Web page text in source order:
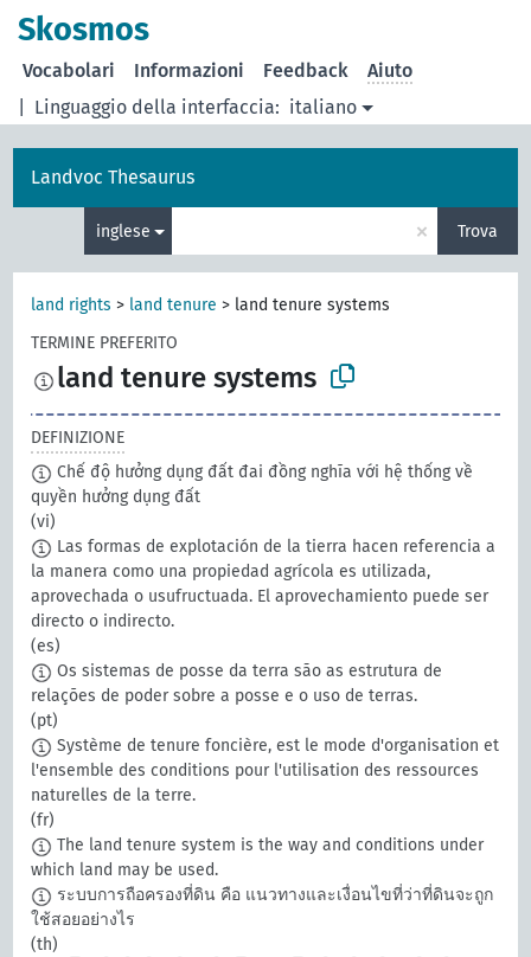
Skosmos
Linguaggio della interfaccia: italiano
Vocabolari Informazioni Feedback Aiuto
Landvoc Thesaurus
inglese × Trova
land rights > land tenure > land tenure systems
TERMINE PREFERITO
land tenure systems
DEFINIZIONE
Chế độ hưởng dụng đất đai đồng nghĩa với hệ thống về
quyền hưởng dụng đất
(vi)
Las formas de explotación de la tierra hacen referencia a
la manera como una propiedad agrícola es utilizada,
aprovechada o usufructuada. El aprovechamiento puede ser
directo o indirecto.
(es)
Os sistemas de posse da terra são as estrutura de
relações de poder sobre a posse e o uso de terras.
(pt)
Système de tenure foncière, est le mode d'organisation et
l'ensemble des conditions pour l'utilisation des ressources
naturelles de la terre.
(fr)
The land tenure system is the way and conditions under
which land may be used.
ระบบการถือครองที่ดิน คือ แนวทางและเงื่อนไขที่ว่าที่ดินจะถูก
ใช้สอยอย่างไร
(th)